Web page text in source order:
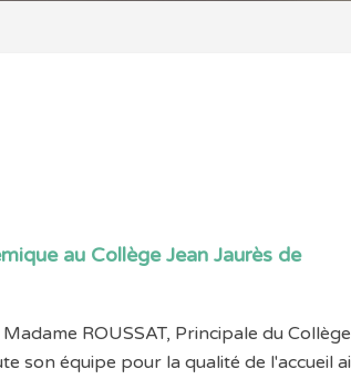
au Collège Jean Jaurès de
ROUSSAT, Principale du Collège
son équipe pour la qualité de l'accueil